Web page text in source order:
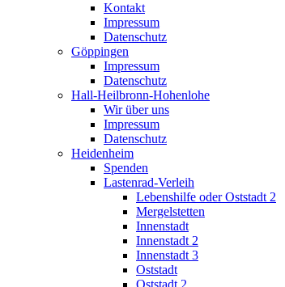
Kontakt
Impressum
Datenschutz
Göppingen
Impressum
Datenschutz
Hall-Heilbronn-Hohenlohe
Wir über uns
Impressum
Datenschutz
Heidenheim
Spenden
Lastenrad-Verleih
Lebenshilfe oder Oststadt 2
Mergelstetten
Innenstadt
Innenstadt 2
Innenstadt 3
Oststadt
Oststadt 2